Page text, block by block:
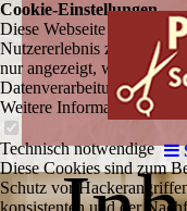
Cookie-Einstellungen
Diese Webseite
Nutzererlebnis zu bieten.
nur angezeigt, wenn die
Datenverarbeitung kann
Weitere Informationen
Technisch notwendige
Diese Cookies sind zum
Schutz vor
konsistenten und der